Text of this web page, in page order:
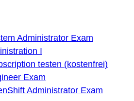
Administrator Exam
I
testen (kostenfrei)
Exam
Administrator Exam